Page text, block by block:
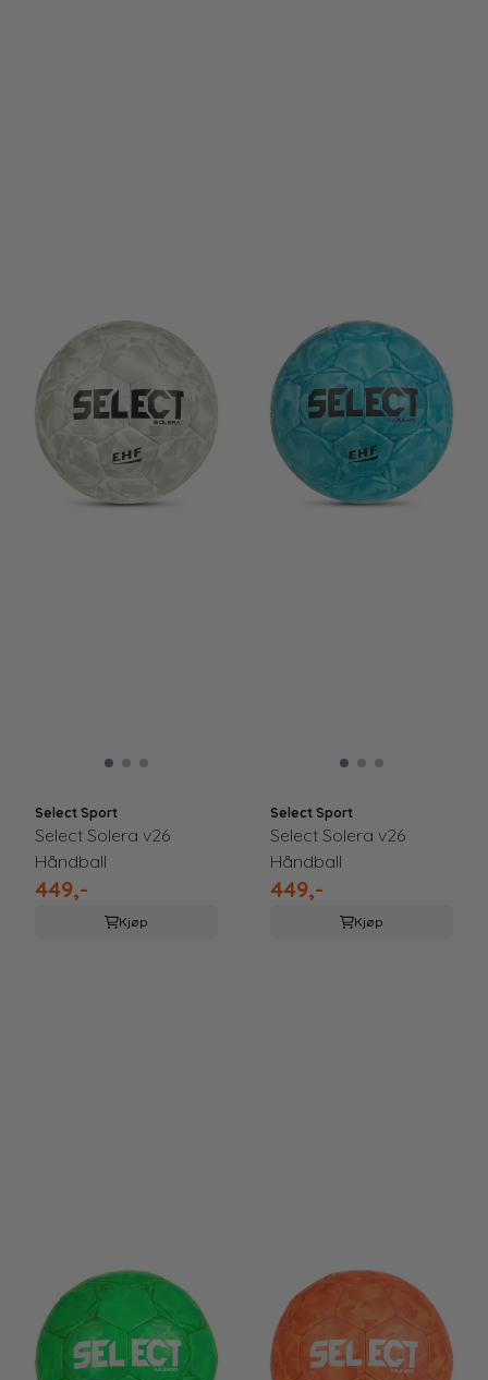
Select Sport
Select Solera v26
Håndball
449,-
Kjøp
Select Sport
Select Solera v26
Håndball
449,-
Kjøp